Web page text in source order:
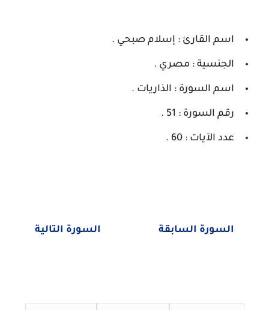
اسم القارئ : إسلام صبحي .
الجنسية : مصري .
اسم السورة : الذاريات .
رقم السورة : 51 .
عدد الآيات : 60 .
السورة السابقة السورة التالية